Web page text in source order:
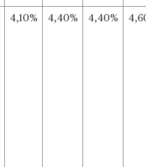
4,10% 4,40% 4,40%